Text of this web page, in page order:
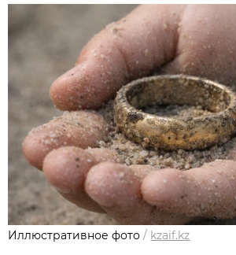
Иллюстративное фото / kzaif.kz